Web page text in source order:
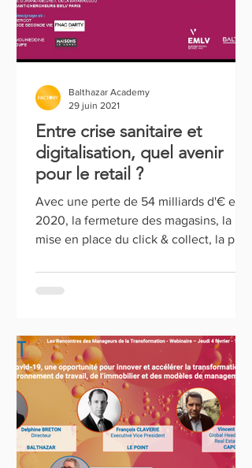
Entre crise sanitaire et
digitalisation, quel avenir
pour le retail ?
Avec une perte de 54 milliards d'€ en
2020, la fermeture des magasins, la
mise en place du click & collect, la prise
Balthazar Academy
29 juin 2021